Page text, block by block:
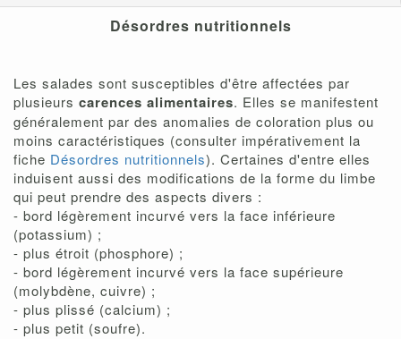
Désordres nutritionnels
Les salades sont susceptibles d'être affectées par
plusieurs carences alimentaires. Elles se manifestent
généralement par des anomalies de coloration plus ou
moins caractéristiques (consulter impérativement la
fiche Désordres nutritionnels). Certaines d'entre elles
induisent aussi des modifications de la forme du limbe
qui peut prendre des aspects divers :
- bord légèrement incurvé vers la face inférieure
(potassium) ;
- plus étroit (phosphore) ;
- bord légèrement incurvé vers la face supérieure
(molybdène, cuivre) ;
- plus plissé (calcium) ;
- plus petit (soufre).